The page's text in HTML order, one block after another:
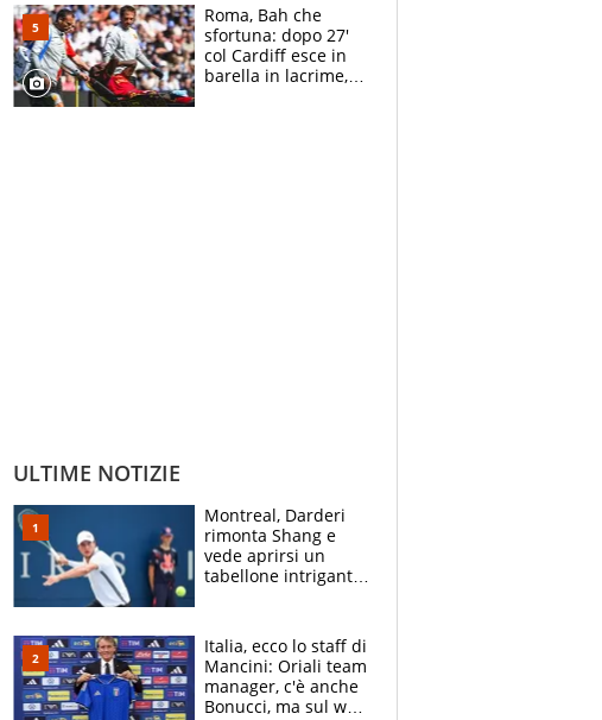
Roma, Bah che
sfortuna: dopo 27'
col Cardiff esce in
barella in lacrime,
ULTIME NOTIZIE
Montreal, Darderi
rimonta Shang e
vede aprirsi un
tabellone intrigante:
felice del mio livello"
Italia, ecco lo staff di
Mancini: Oriali team
manager, c'è anche
Bonucci, ma sul web